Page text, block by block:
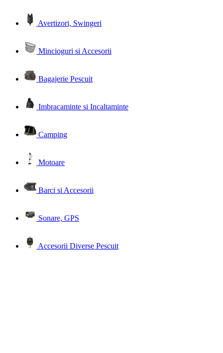
Avertizori, Swingeri
Mincioguri si Accesorii
Bagajerie Pescuit
Imbracaminte si Incaltaminte
Camping
Motoare
Barci si Accesorii
Sonare, GPS
Accesorii Diverse Pescuit